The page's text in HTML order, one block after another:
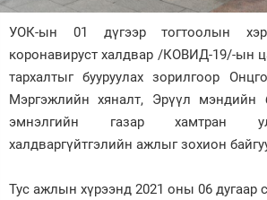
Дэлхий
Энтертайнмэнт
Зурхай
УОК-ын 01 дүгээр тогтоолын
коронавируст халдвар /КОВИД-19/-ын
тархалтыг бууруулах зорилгоор
Мэргэжлийн хяналт, Эрүүл мэндийн
эмнэлгийн газар хамтран
халдваргүйтгэлийн ажлыг зохион
Тус ажлын хүрээнд 2021 оны 06 дугаар